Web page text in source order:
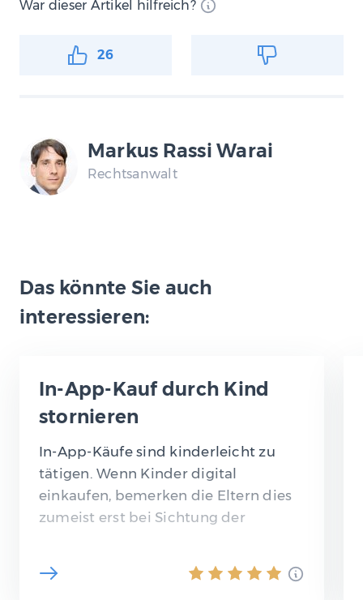
War dieser Artikel hilfreich?
26
Markus Rassi Warai
Rechtsanwalt
Das könnte Sie auch
interessieren:
In-App-Kauf durch Kind
stornieren
In-App-Käufe sind kinderleicht zu
tätigen. Wenn Kinder digital
einkaufen, bemerken die Eltern dies
zumeist erst bei Sichtung der